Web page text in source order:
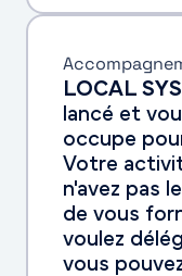
LOCAL
lancé et
occupe
Votre
n'avez pas
de vous
voulez
vous